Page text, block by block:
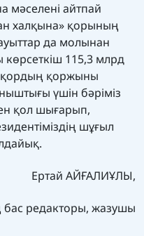
мәселені айтпай
халқына» қорының
да молынан
115,3 млрд
қордың қоржыны
үшін бәріміз
қол шығарып,
шұғыл
Ертай АЙҒАЛИҰЛЫ,
бас редакторы, жазушы